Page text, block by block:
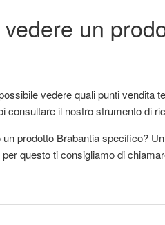
vedere un
vedere quali punti vendita
consultare il nostro strumento di
prodotto Brabantia specifico?
questo ti consigliamo di